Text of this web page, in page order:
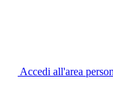
Accedi all'area